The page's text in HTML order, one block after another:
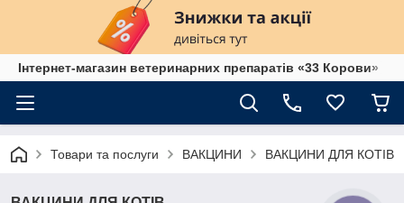
Інтернет-магазин ветеринарних препаратів «33 Корови»
Товари та послуги ВАКЦИНИ ВАКЦИНИ ДЛЯ КОТІВ